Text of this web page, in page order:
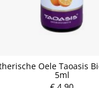
Oele Taoasis
5ml